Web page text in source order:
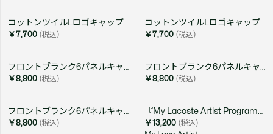
コットンツイルLロゴキャップ
￥7,700 (税込)
コットンツイルLロゴキャップ
￥7,700 (税込)
￥8,800 (税込) ￥8,800 (税込)
￥8,800 (税込) ￥13,200 (税込)